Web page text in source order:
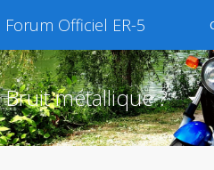
Forum Officiel ER-5
Bruit métallique ?